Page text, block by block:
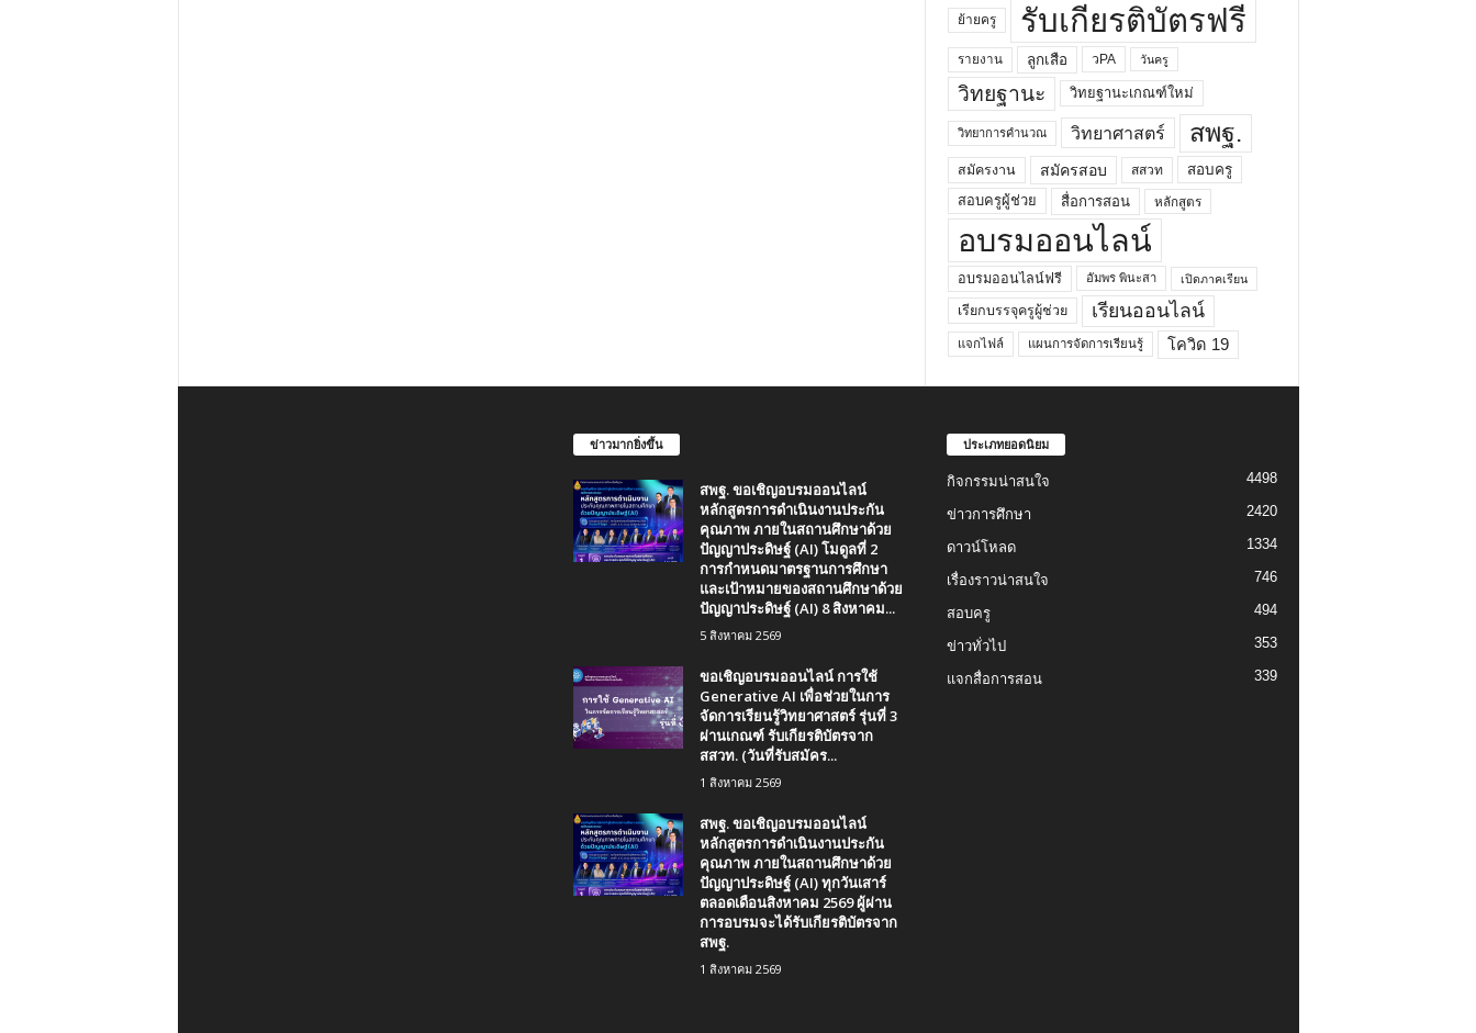
ย้ายครู รับเกียรติบัตรฟรี
รายงาน ลูกเสือ วPA วันครู
วิทยฐานะ วิทยฐานะเกณฑ์ใหม่
วิทยาการคำนวณ วิทยาศาสตร์ สพฐ.
สมัครงาน สมัครสอบ สสวท
สอบครู
สอบครูผู้ช่วย
สื่อการสอน หลักสูตร
อบรมออนไลน์
อบรมออนไลน์ฟรี อัมพร พินะสา เปิดภาคเรียน
เรียกบรรจุครูผู้ช่วย เรียนออนไลน์
แจกไฟล์ แผนการจัดการเรียนรู้ โควิด 19
ข่าวมากยิ่งขึ้น
สพฐ. ขอเชิญอบรมออนไลน์
หลักสูตรการดำเนินงานประกัน
คุณภาพ ภายในสถานศึกษาด้วย
ปัญญาประดิษฐ์ (AI) โมดูลที่ 2
การกำหนดมาตรฐานการศึกษา
และเป้าหมายของสถานศึกษาด้วย
ปัญญาประดิษฐ์ (AI) 8 สิงหาคม...
5 สิงหาคม 2569
ขอเชิญอบรมออนไลน์ การใช้
Generative AI เพื่อช่วยในการ
จัดการเรียนรู้วิทยาศาสตร์ รุ่นที่ 3
ผ่านเกณฑ์ รับเกียรติบัตรจาก
สสวท. (วันที่รับสมัคร...
1 สิงหาคม 2569
สพฐ. ขอเชิญอบรมออนไลน์
หลักสูตรการดำเนินงานประกัน
คุณภาพ ภายในสถานศึกษาด้วย
ปัญญาประดิษฐ์ (AI) ทุกวันเสาร์
ตลอดเดือนสิงหาคม 2569 ผู้ผ่าน
การอบรมจะได้รับเกียรติบัตรจาก
สพฐ.
1 สิงหาคม 2569
ประเภทยอดนิยม
กิจกรรมน่าสนใจ 4498
ข่าวการศึกษา 2420
ดาวน์โหลด 1334
เรื่องราวน่าสนใจ 746
สอบครู 494
ข่าวทั่วไป 353
แจกสื่อการสอน 339